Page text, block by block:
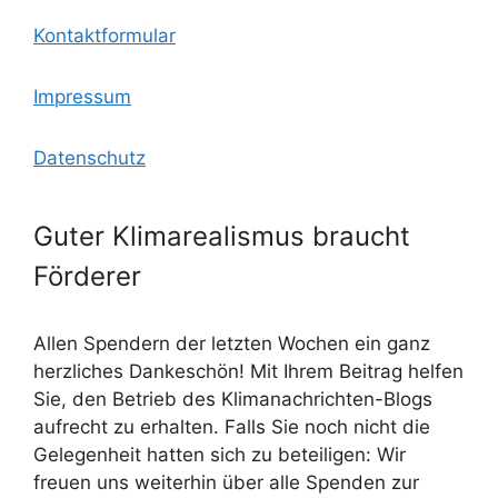
Kontaktformular
Impressum
Datenschutz
Guter Klimarealismus braucht
Förderer
Allen Spendern der letzten Wochen ein ganz
herzliches Dankeschön! Mit Ihrem Beitrag helfen
Sie, den Betrieb des Klimanachrichten-Blogs
aufrecht zu erhalten. Falls Sie noch nicht die
Gelegenheit hatten sich zu beteiligen: Wir
freuen uns weiterhin über alle Spenden zur